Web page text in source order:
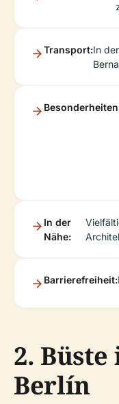
Transport:In
In der
Nähe:
Barrierefreiheit:
2.
Berlín